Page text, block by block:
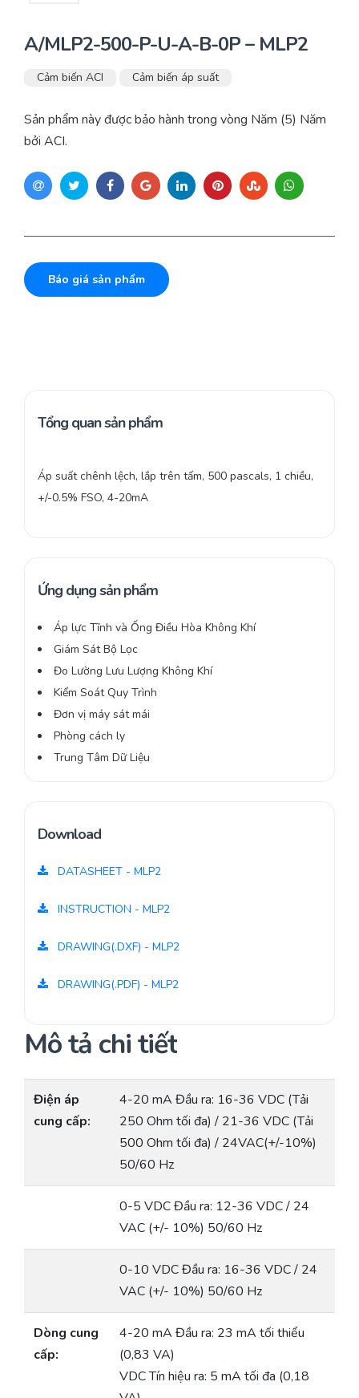
A/MLP2-500-P-U-A-B-0P – MLP2
Cảm biến ACI Cảm biến áp suất
Sản phẩm này được bảo hành trong vòng Năm (5) Năm
bởi ACI.
Báo giá sản phẩm
Tổng quan sản phẩm
Áp suất chênh lệch, lắp trên tấm, 500 pascals, 1 chiều,
+/-0.5% FSO, 4-20mA
Ứng dụng sản phẩm
Áp lực Tĩnh và Ống Điều Hòa Không Khí
Giám Sát Bộ Lọc
Đo Lường Lưu Lượng Không Khí
Kiểm Soát Quy Trình
Đơn vị máy sát mái
Phòng cách ly
Trung Tâm Dữ Liệu
Download
DATASHEET - MLP2
INSTRUCTION - MLP2
DRAWING(.DXF) - MLP2
DRAWING(.PDF) - MLP2
Mô tả chi tiết
Điện áp
cung cấp:
4-20 mA Đầu ra: 16-36 VDC (Tải
250 Ohm tối đa) / 21-36 VDC (Tải
500 Ohm tối đa) / 24VAC(+/-10%)
50/60 Hz
0-5 VDC Đầu ra: 12-36 VDC / 24
VAC (+/- 10%) 50/60 Hz
0-10 VDC Đầu ra: 16-36 VDC / 24
VAC (+/- 10%) 50/60 Hz
Dòng cung
cấp:
4-20 mA Đầu ra: 23 mA tối thiểu
(0,83 VA)
VDC Tín hiệu ra: 5 mA tối đa (0,18